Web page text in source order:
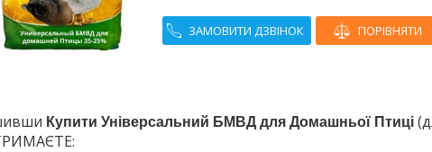
ЗАМОВИТИ ДЗВІНОК ПОРІВНЯТИ
Купити Універсальний БМВД для Домашньої Птиці